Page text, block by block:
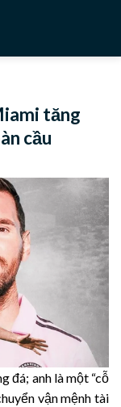
tăng
cầu
đá; anh là một “cỗ
vận mệnh tài